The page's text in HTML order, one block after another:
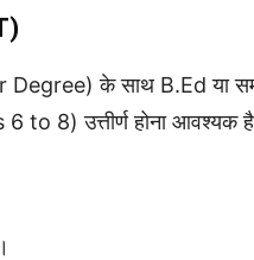
के साथ B.Ed या
to 8) उत्तीर्ण होना आवश्यक